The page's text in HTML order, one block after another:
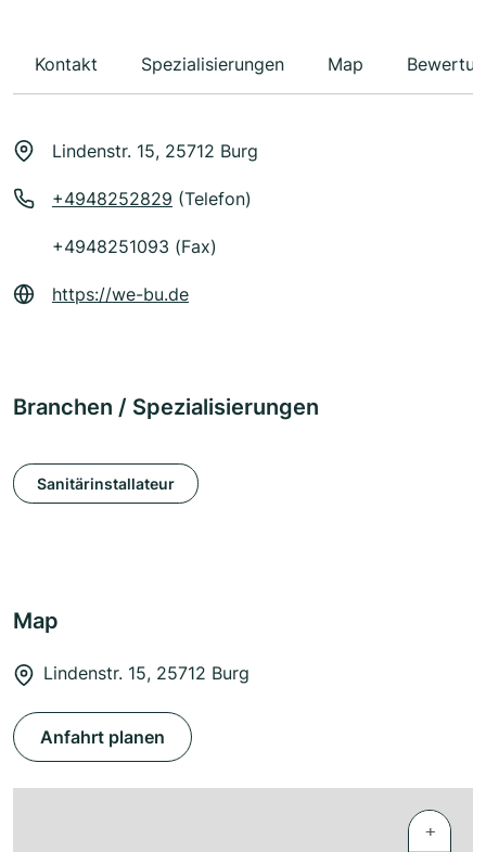
Kontakt Spezialisierungen Map
Lindenstr. 15, 25712 Burg
+4948252829 (Telefon)
+4948251093 (Fax)
https://we-bu.de
Branchen / Spezialisierungen
Sanitärinstallateur
Map
Lindenstr. 15, 25712 Burg
Anfahrt planen
+